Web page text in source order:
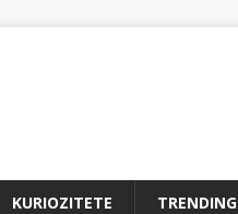
KURIOZITETE TRENDING